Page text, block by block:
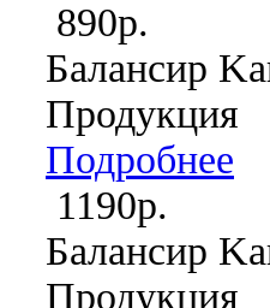
890р.
Балансир
Продукция
Подробнее
1190р.
Балансир
Продукция